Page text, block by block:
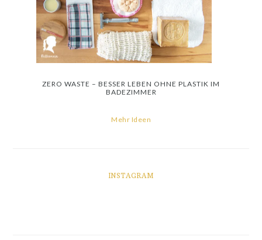
ZERO WASTE – BESSER LEBEN OHNE PLASTIK IM
BADEZIMMER
Mehr Ideen
INSTAGRAM